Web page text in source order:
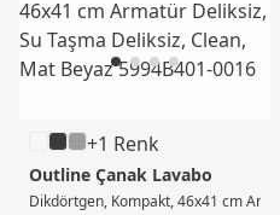
Deliksiz, Clean, Mat Beyaz
+1 Renk
Outline Çanak Lavabo
Dikdörtgen, Kompakt, 46x41 cm